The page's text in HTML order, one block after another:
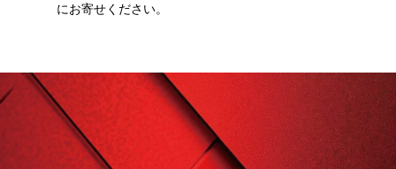
にお寄せください。